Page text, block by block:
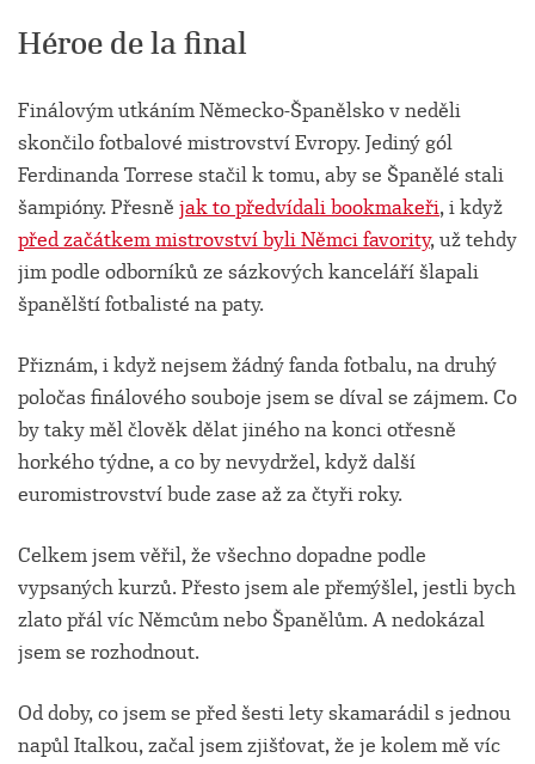
Héroe de la final
Finálovým utkáním Německo-Španělsko v neděli
skončilo fotbalové mistrovství Evropy. Jediný gól
Ferdinanda Torrese stačil k tomu, aby se Španělé stali
šampióny. Přesně jak to předvídali bookmakeři, i když
před začátkem mistrovství byli Němci favority, už tehdy
jim podle odborníků ze sázkových kanceláří šlapali
španělští fotbalisté na paty.
Přiznám, i když nejsem žádný fanda fotbalu, na druhý
poločas finálového souboje jsem se díval se zájmem. Co
by taky měl člověk dělat jiného na konci otřesně
horkého týdne, a co by nevydržel, když další
euromistrovství bude zase až za čtyři roky.
Celkem jsem věřil, že všechno dopadne podle
vypsaných kurzů. Přesto jsem ale přemýšlel, jestli bych
zlato přál víc Němcům nebo Španělům. A nedokázal
jsem se rozhodnout.
Od doby, co jsem se před šesti lety skamarádil s jednou
napůl Italkou, začal jsem zjišťovat, že je kolem mě víc